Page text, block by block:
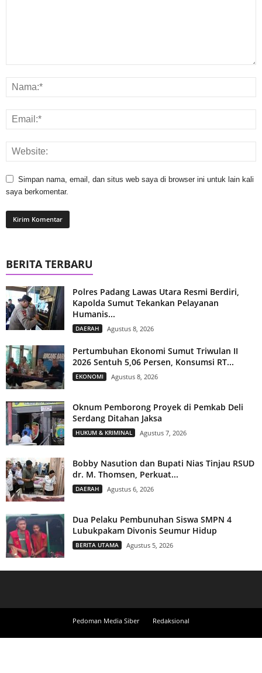
Simpan nama, email, dan situs web saya di browser ini untuk lain kali
saya berkomentar.
BERITA TERBARU
Polres Padang Lawas Utara Resmi Berdiri,
Kapolda Sumut Tekankan Pelayanan
Humanis...
DAERAH Agustus 8, 2026
Pertumbuhan Ekonomi Sumut Triwulan II
2026 Sentuh 5,06 Persen, Konsumsi RT...
EKONOMI Agustus 8, 2026
Oknum Pemborong Proyek di Pemkab Deli
Serdang Ditahan Jaksa
HUKUM & KRIMINAL Agustus 7, 2026
Bobby Nasution dan Bupati Nias Tinjau RSUD
dr. M. Thomsen, Perkuat...
DAERAH Agustus 6, 2026
Dua Pelaku Pembunuhan Siswa SMPN 4
Lubukpakam Divonis Seumur Hidup
BERITA UTAMA Agustus 5, 2026
Pedoman Media Siber Redaksional